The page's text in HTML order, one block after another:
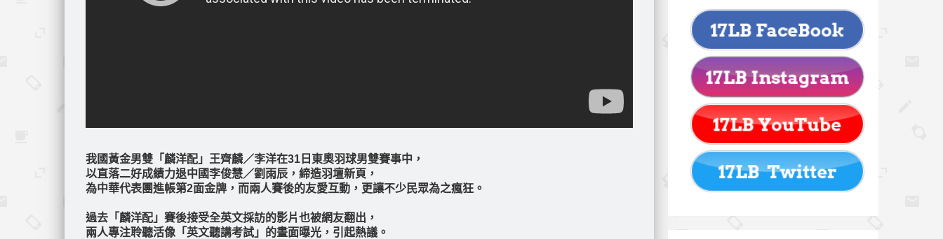
我國黃金男雙「麟洋配」王齊麟／李洋在31日東奧羽球男雙賽事中，
以直落二好成績力退中國李俊慧／劉雨辰，締造羽壇新頁，
為中華代表團進帳第2面金牌，而兩人賽後的友愛互動，更讓不少民眾為之瘋狂。
過去「麟洋配」賽後接受全英文採訪的影片也被網友翻出，
兩人專注聆聽活像「英文聽講考試」的畫面曝光，引起熱議。